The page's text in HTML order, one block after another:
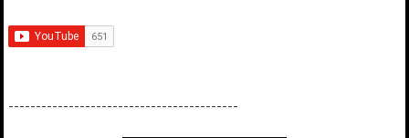
------------------------------------------